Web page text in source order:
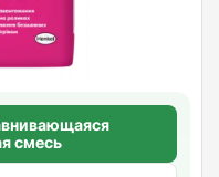
смесь